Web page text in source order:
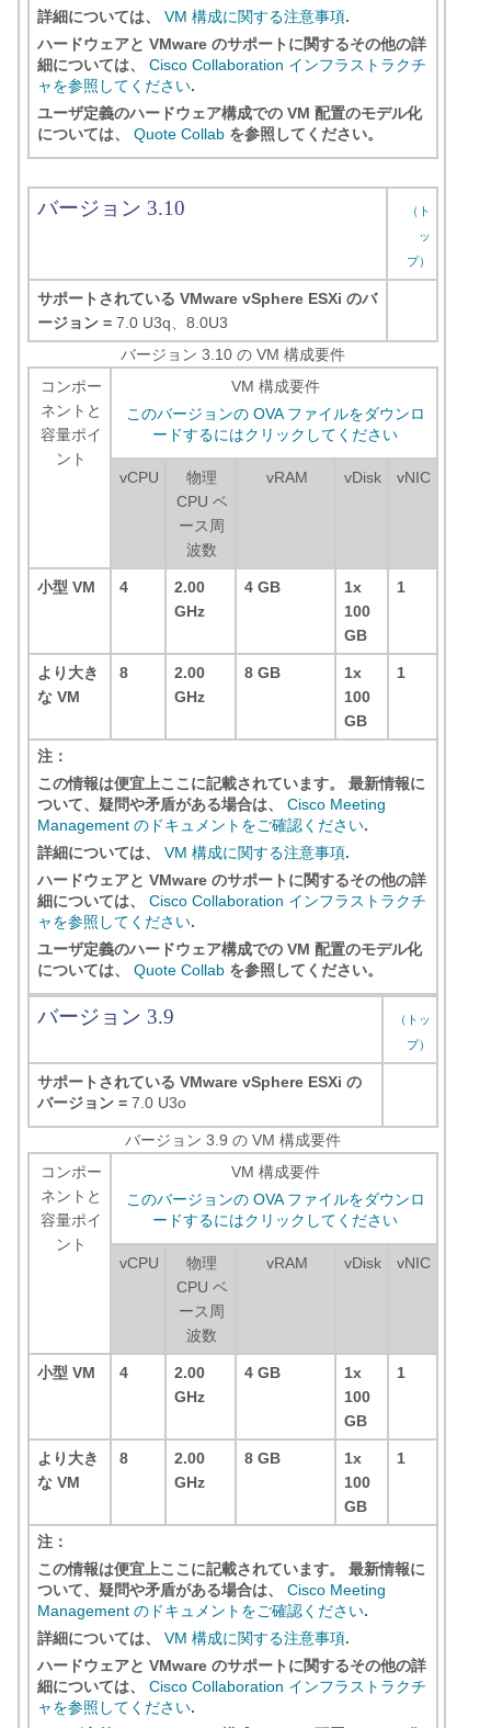
詳細については、 VM 構成に関する注意事項.
ハードウェアと VMware のサポートに関するその他の詳
細については、 Cisco Collaboration インフラストラクチ
ャを参照してください.
ユーザ定義のハードウェア構成での VM 配置のモデル化
については、 Quote Collab を参照してください。
バージョン 3.10
（ト
ッ
プ）
サポートされている VMware vSphere ESXi のバ
ージョン = 7.0 U3q、8.0U3
バージョン 3.10 の VM 構成要件
コンポー
ネントと
容量ポイ
ント
VM 構成要件
このバージョンの OVA ファイルをダウンロ
ードするにはクリックしてください
vCPU
物理
CPU ベ
ース周
波数
vRAM vDisk vNIC
小型 VM 4
2.00
GHz
4 GB
1x
100
GB
1
より大き
な VM
8
2.00
GHz
8 GB
1x
100
GB
1
注：
この情報は便宜上ここに記載されています。 最新情報に
ついて、疑問や矛盾がある場合は、 Cisco Meeting
Management のドキュメントをご確認ください.
詳細については、 VM 構成に関する注意事項.
ハードウェアと VMware のサポートに関するその他の詳
細については、 Cisco Collaboration インフラストラクチ
ャを参照してください.
ユーザ定義のハードウェア構成での VM 配置のモデル化
については、 Quote Collab を参照してください。
バージョン 3.9
（トッ
プ）
サポートされている VMware vSphere ESXi の
バージョン = 7.0 U3o
バージョン 3.9 の VM 構成要件
コンポー
ネントと
容量ポイ
ント
VM 構成要件
このバージョンの OVA ファイルをダウンロ
ードするにはクリックしてください
vCPU
物理
CPU ベ
ース周
波数
vRAM vDisk vNIC
小型 VM 4
2.00
GHz
4 GB
1x
100
GB
1
より大き
な VM
8
2.00
GHz
8 GB
1x
100
GB
1
注：
この情報は便宜上ここに記載されています。 最新情報に
ついて、疑問や矛盾がある場合は、 Cisco Meeting
Management のドキュメントをご確認ください.
詳細については、 VM 構成に関する注意事項.
ハードウェアと VMware のサポートに関するその他の詳
細については、 Cisco Collaboration インフラストラクチ
ャを参照してください.